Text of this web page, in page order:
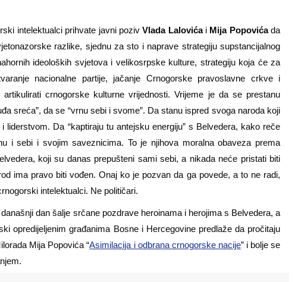
intelektualci prihvate javni pozivVlada Lalovićai Mija Popovićada
razlike, sjednu za sto i naprave strategiju supstancijalnog
ideoloških svjetova i velikosrpske kulture, strategiju koja će za
nacionalne partije, jačanje Crnogorske pravoslavne crkve i
crnogorske kulturne vrijednosti. Vrijeme je da se prestanu
sreća”, da se “vrnu sebi i svome”. Da stanu ispred svoga naroda koji
liderstvom. Da “kaptiraju tu antejsku energiju” s Belvedera, kako reče
i sebi i svojim saveznicima. To je njihova moralna obaveza prema
koji su danas prepušteni sami sebi, a nikada neće pristati biti
ima pravo biti vođen. Onaj ko je pozvan da ga povede, a to ne radi,
intelektualci. Ne političari.
dan šalje srčane pozdrave heroinama i herojima s Belvedera, a
opredijeljenim građanima Bosne i Hercegovine predlaže da pročitaju
Mija Popovića “Asimilacija i odbrana crnogorske nacije” i bolje se